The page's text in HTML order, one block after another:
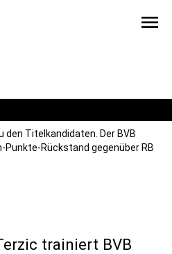
menu
den Titelkandidaten. Der BVB
Punkte-Rückstand gegenüber RB
trainiert BVB